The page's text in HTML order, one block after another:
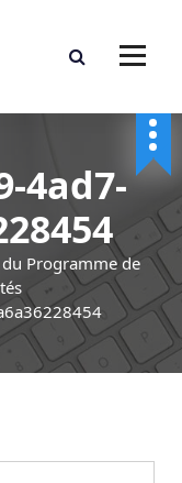
4ad7-
Programme de